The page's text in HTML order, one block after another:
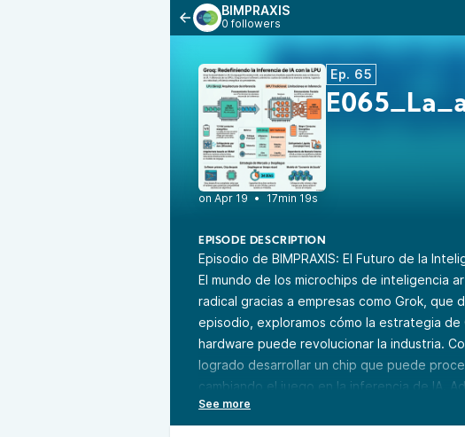
BIMPRAXIS
0 followers
Ep. 65
• 17min 19s
EPISODE DESCRIPTION
Episodio de BIMPRAXIS: El Futuro de la
El mundo de los microchips de inteligencia
radical gracias a empresas como Grok, que
episodio, exploramos cómo la estrategia
hardware puede revolucionar la industria.
logrado desarrollar un chip que puede
cambiando el juego en la inferencia de IA.
y la eliminación de la memoria externa ha
energía y ha solucionado el problema